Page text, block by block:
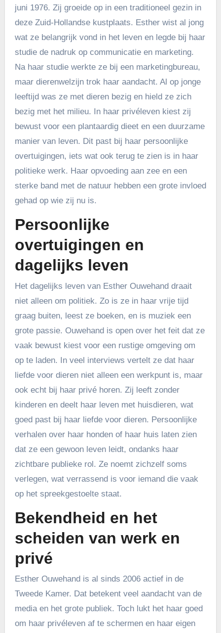
juni 1976. Zij groeide op in een traditioneel gezin in
deze Zuid-Hollandse kustplaats. Esther wist al jong
wat ze belangrijk vond in het leven en legde bij haar
studie de nadruk op communicatie en marketing.
Na haar studie werkte ze bij een marketingbureau,
maar dierenwelzijn trok haar aandacht. Al op jonge
leeftijd was ze met dieren bezig en hield ze zich
bezig met het milieu. In haar privéleven kiest zij
bewust voor een plantaardig dieet en een duurzame
manier van leven. Dit past bij haar persoonlijke
overtuigingen, iets wat ook terug te zien is in haar
politieke werk. Haar opvoeding aan zee en een
sterke band met de natuur hebben een grote invloed
gehad op wie zij nu is.
Persoonlijke
overtuigingen en
dagelijks leven
Het dagelijks leven van Esther Ouwehand draait
niet alleen om politiek. Zo is ze in haar vrije tijd
graag buiten, leest ze boeken, en is muziek een
grote passie. Ouwehand is open over het feit dat ze
vaak bewust kiest voor een rustige omgeving om
op te laden. In veel interviews vertelt ze dat haar
liefde voor dieren niet alleen een werkpunt is, maar
ook echt bij haar privé horen. Zij leeft zonder
kinderen en deelt haar leven met huisdieren, wat
goed past bij haar liefde voor dieren. Persoonlijke
verhalen over haar honden of haar huis laten zien
dat ze een gewoon leven leidt, ondanks haar
zichtbare publieke rol. Ze noemt zichzelf soms
verlegen, wat verrassend is voor iemand die vaak
op het spreekgestoelte staat.
Bekendheid en het
scheiden van werk en
privé
Esther Ouwehand is al sinds 2006 actief in de
Tweede Kamer. Dat betekent veel aandacht van de
media en het grote publiek. Toch lukt het haar goed
om haar privéleven af te schermen en haar eigen